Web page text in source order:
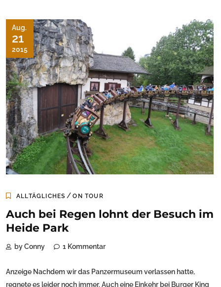
Aug.
21
2015
ALLTÄGLICHES /ON TOUR
Auch bei Regen lohnt der Besuch im
Heide Park
by Conny 1 Kommentar
Anzeige Nachdem wir das Panzermuseum verlassen hatte,
regnete es leider noch immer. Auch eine Einkehr bei Burger King